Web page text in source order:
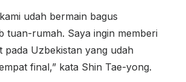
udah bermain bagus
tuan-rumah. Saya ingin memberi
pada Uzbekistan yang udah
final,” kata Shin Tae-yong.